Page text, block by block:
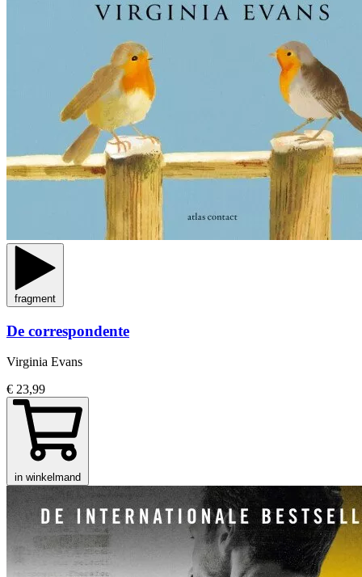
fragment
De correspondente
Virginia Evans
€ 23,99
in winkelmand